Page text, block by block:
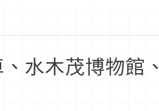
水木茂博物館、